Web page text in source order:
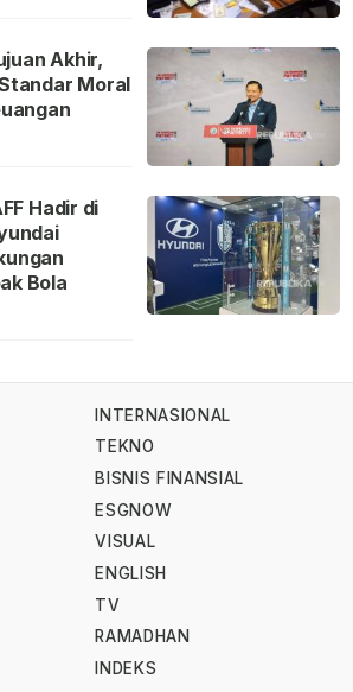
Akhir,
Moral
Hadir di
Bola
INTERNASIONAL
TEKNO
BISNIS FINANSIAL
ESGNOW
VISUAL
ENGLISH
TV
RAMADHAN
INDEKS